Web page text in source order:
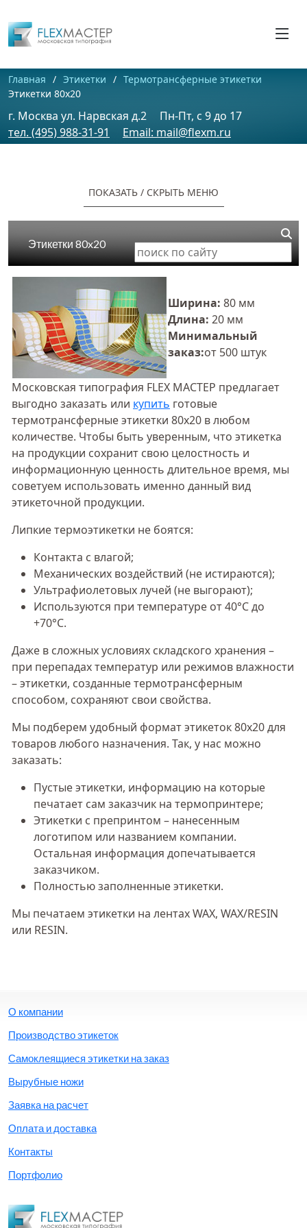
Главная Этикетки
Термотрансферные этикетки
Этикетки 80x20
г. Москва ул. Нарвская д.2
Пн-Пт, c 9 до 17
тел. (495) 988-31-91
Email: mail@flexm.ru
ПОКАЗАТЬ / CКРЫТЬ МЕНЮ
Этикетки 80x20
Ширина: 80 мм
Длина: 20 мм
Минимальный
заказ:от 500 штук
Московская типография FLEX МАСТЕР предлагает
выгодно заказать или купить готовые
термотрансферные этикетки 80х20 в любом
количестве. Чтобы быть уверенным, что этикетка
на продукции сохранит свою целостность и
информационную ценность длительное время, мы
советуем использовать именно данный вид
этикеточной продукции.
Липкие термоэтикетки не боятся:
Контакта с влагой;
Механических воздействий (не истираются);
Ультрафиолетовых лучей (не выгорают);
Используются при температуре от 40°С до
+70°С.
Даже в сложных условиях складского хранения –
при перепадах температур или режимов влажности
– этикетки, созданные термотрансферным
способом, сохраняют свои свойства.
Мы подберем удобный формат этикеток 80х20 для
товаров любого назначения. Так, у нас можно
заказать:
Пустые этикетки, информацию на которые
печатает сам заказчик на термопринтере;
Этикетки с препринтом – нанесенным
логотипом или названием компании.
Остальная информация допечатывается
заказчиком.
Полностью заполненные этикетки.
Мы печатаем этикетки на лентах WAX, WAX/RESIN
или RESIN.
О компании
Производство этикеток
Самоклеящиеся этикетки на заказ
Вырубные ножи
Заявка на расчет
Оплата и доставка
Контакты
Портфолио